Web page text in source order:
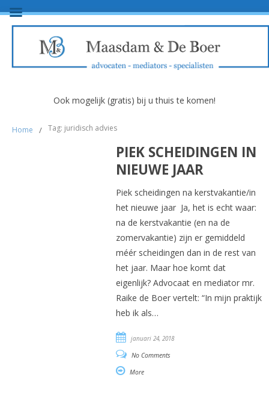
Ook mogelijk (gratis) bij u thuis te komen!
Home / Tag: juridisch advies
PIEK SCHEIDINGEN IN
NIEUWE JAAR
Piek scheidingen na kerstvakantie/in
het nieuwe jaar Ja, het is echt waar:
na de kerstvakantie (en na de
zomervakantie) zijn er gemiddeld
méér scheidingen dan in de rest van
het jaar. Maar hoe komt dat
eigenlijk? Advocaat en mediator mr.
Raike de Boer vertelt: “In mijn praktijk
heb ik als…
januari 24, 2018
No Comments
More